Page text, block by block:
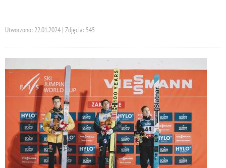
Utworzono: 22.01.2024 | Zdjęcia: 545